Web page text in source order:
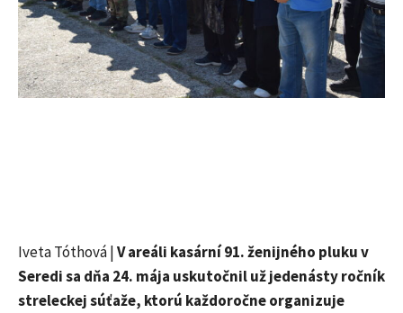
Iveta Tóthová |V areáli kasární 91. ženijného pluku v
Seredi sa dňa 24. mája uskutočnil už jedenásty ročník
streleckej súťaže, ktorú každoročne organizuje